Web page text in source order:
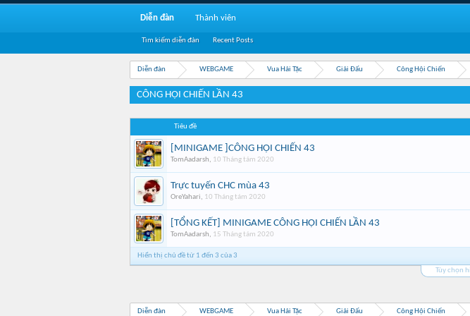
Diễn đàn WEBGAME Vua Hải Tặc Giải Đấu Công Hội Chiến
CÔNG HỘI CHIẾN LẦN 43
Tiêu đề
[MINIGAME ]CÔNG HỘI CHIẾN 43
TomAadarsh, 10 Tháng tám 2020
Trực tuyến CHC mùa 43
OreYahari, 10 Tháng tám 2020
[TỔNG KẾT] MINIGAME CÔNG HỘI CHIẾN LẦN 43
TomAadarsh, 15 Tháng tám 2020
Hiển thị chủ đề từ 1 đến 3 của 3
Tùy chọn
Diễn đàn WEBGAME Vua Hải Tặc Giải Đấu Công Hội Chiến
Diễn đàn
Tìm kiếm diễn đàn Recent Posts
Thành viên